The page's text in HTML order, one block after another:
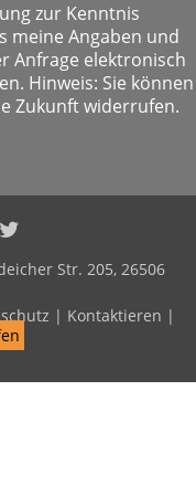
zur Kenntnis
meine Angaben und
Anfrage elektronisch
Hinweis: Sie können
Zukunft widerrufen.
Immobilien
Twitter
Str. 205, 26506
| Kontaktieren |